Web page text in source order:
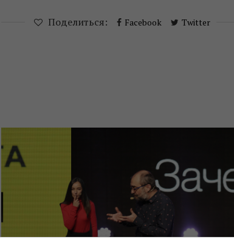
Поделиться: Facebook Twitter